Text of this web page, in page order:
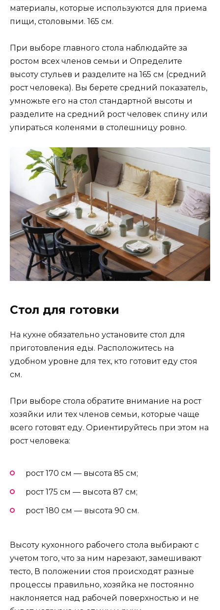
материалы, которые используются для приема
пищи, столовыми. 165 см.
При выборе главного стола наблюдайте за
ростом всех членов семьи и Определите
высоту стульев и разделите на 165 см (средний
рост человека). Вы берете средний показатель,
умножьте его на стол стандартной высоты и
разделите на средний рост человек спину или
упираться коленями в столешницу ровно.
Стол для готовки
На кухне обязательно установите стол для
приготовления еды. Расположитесь на
удобном уровне для тех, кто готовит еду стоя
см.
При выборе стола обратите внимание на рост
хозяйки или тех членов семьи, которые чаще
всего готовят еду. Ориентируйтесь при этом на
рост человека:
рост 170 см — высота 85 см;
рост 175 см — высота 87 см;
рост 180 см — высота 90 см.
Высоту кухонного рабочего стола выбирают с
учетом того, что за ним нарезают, замешивают
тесто, В положении стоя происходят разные
процессы правильно, хозяйка не постоянно
наклоняется над рабочей поверхностью и не